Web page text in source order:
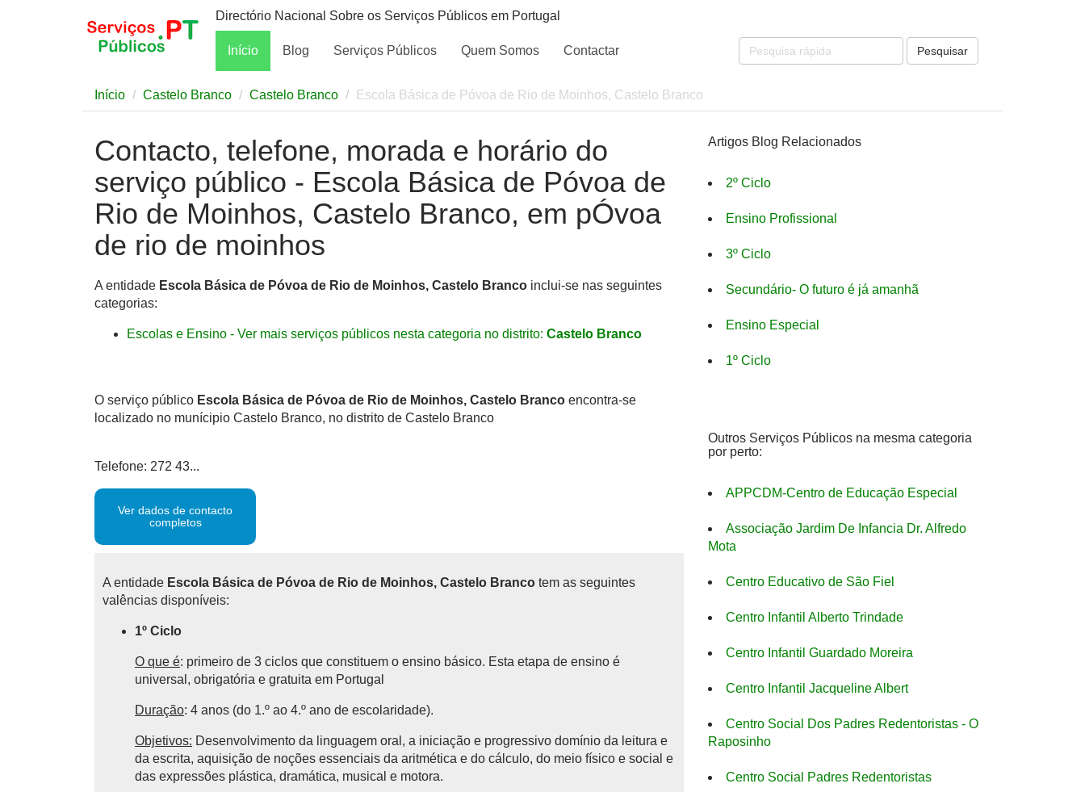
Directório Nacional Sobre os Serviços Públicos em Portugal
Início Blog Serviços Públicos Quem Somos Contactar Pesquisar
Início Castelo Branco Castelo Branco Escola Básica de Póvoa de Rio de Moinhos, Castelo Branco
Contacto, telefone, morada e horário do
serviço público - Escola Básica de Póvoa de
Rio de Moinhos, Castelo Branco, em pÓvoa
de rio de moinhos
A entidade Escola Básica de Póvoa de Rio de Moinhos, Castelo Branco inclui-se nas seguintes
categorias:
Escolas e Ensino - Ver mais serviços públicos nesta categoria no distrito: Castelo Branco
O serviço público Escola Básica de Póvoa de Rio de Moinhos, Castelo Branco encontra-se
localizado no munícipio Castelo Branco, no distrito de Castelo Branco
Telefone: 272 43...
Ver dados de contacto
completos
A entidade Escola Básica de Póvoa de Rio de Moinhos, Castelo Branco tem as seguintes
valências disponíveis:
1º Ciclo
O que é: primeiro de 3 ciclos que constituem o ensino básico. Esta etapa de ensino é
universal, obrigatória e gratuita em Portugal
Duração: 4 anos (do 1.º ao 4.º ano de escolaridade).
Objetivos: Desenvolvimento da linguagem oral, a iniciação e progressivo domínio da leitura e
da escrita, aquisição de noções essenciais da aritmética e do cálculo, do meio físico e social e
das expressões plástica, dramática, musical e motora.
Artigos Blog Relacionados
2º Ciclo
Ensino Profissional
3º Ciclo
Secundário- O futuro é já amanhã
Ensino Especial
1º Ciclo
Outros Serviços Públicos na mesma categoria
por perto:
APPCDM-Centro de Educação Especial
Associação Jardim De Infancia Dr. Alfredo
Mota
Centro Educativo de São Fiel
Centro Infantil Alberto Trindade
Centro Infantil Guardado Moreira
Centro Infantil Jacqueline Albert
Centro Social Dos Padres Redentoristas - O
Raposinho
Centro Social Padres Redentoristas